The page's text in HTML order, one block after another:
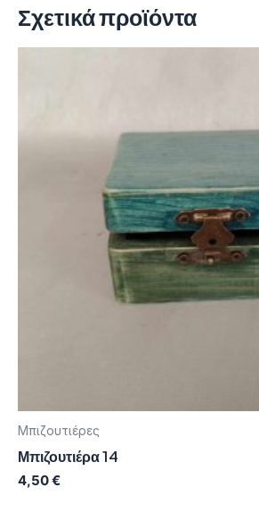
Σχετικά προϊόντα
Μπιζουτιέρες
Μπιζουτιέρα 14
4,50€